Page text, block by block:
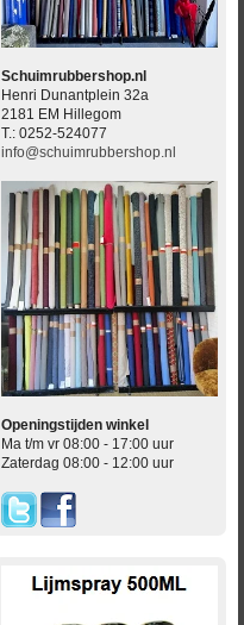
Schuimrubbershop.nl
Henri Dunantplein 32a
2181 EM Hillegom
T.: 0252-524077
info@schuimrubbershop.nl
Openingstijden winkel
Ma t/m vr 08:00 - 17:00 uur
Zaterdag 08:00 - 12:00 uur